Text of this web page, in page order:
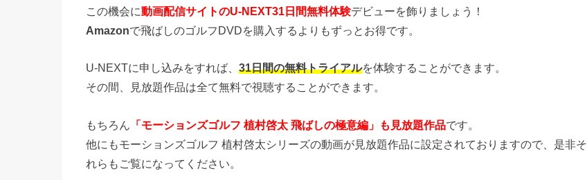
この機会に動画配信サイトのU-NEXT31日間無料体験デビューを飾りましょう！
Amazonで飛ばしのゴルフDVDを購入するよりもずっとお得です。
U-NEXTに申し込みをすれば、 31日間の無料トライアルを体験することができます。
その間、見放題作品は全て無料で視聴することができます。
もちろん 「モーションズゴルフ 植村啓太 飛ばしの極意編」も見放題作品です。
他にもモーションズゴルフ 植村啓太シリーズの動画が見放題作品に設定されておりますので、是非そ
れらもご覧になってください。